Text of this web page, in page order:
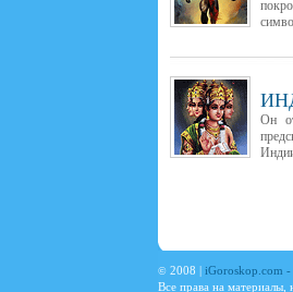
Он
© 2008 | iGoroskop.com -
Все права на материалы,